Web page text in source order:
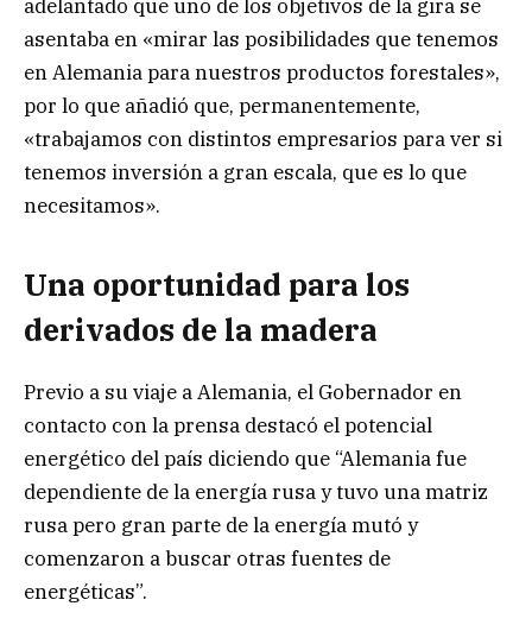
adelantado que uno de los objetivos de la gira se
asentaba en «mirar las posibilidades que tenemos
en Alemania para nuestros productos forestales»,
por lo que añadió que, permanentemente,
«trabajamos con distintos empresarios para ver si
tenemos inversión a gran escala, que es lo que
necesitamos».
Una oportunidad para los
derivados de la madera
Previo a su viaje a Alemania, el Gobernador en
contacto con la prensa destacó el potencial
energético del país diciendo que “Alemania fue
dependiente de la energía rusa y tuvo una matriz
rusa pero gran parte de la energía mutó y
comenzaron a buscar otras fuentes de
energéticas”.